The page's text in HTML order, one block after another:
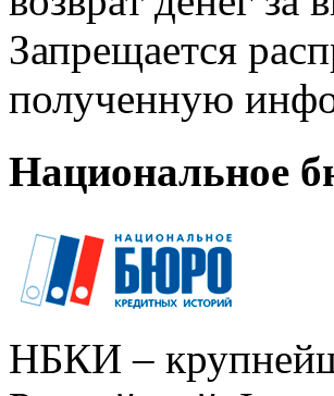
Запрещается
полученную
Национальное
НБКИ –